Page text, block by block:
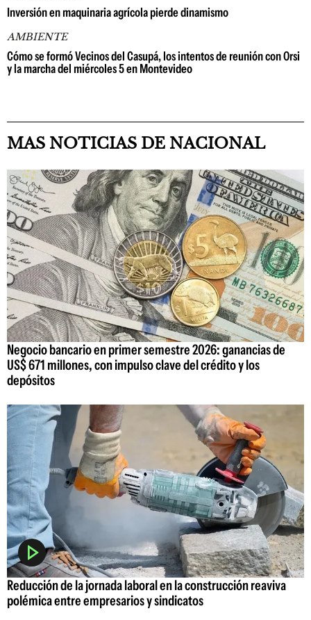
Inversión en maquinaria agrícola pierde dinamismo
AMBIENTE
Cómo se formó Vecinos del Casupá, los intentos de reunión con Orsi
y la marcha del miércoles 5 en Montevideo
MAS NOTICIAS DE NACIONAL
Negocio bancario en primer semestre 2026: ganancias de
US$ 671 millones, con impulso clave del crédito y los
depósitos
Reducción de la jornada laboral en la construcción reaviva
polémica entre empresarios y sindicatos